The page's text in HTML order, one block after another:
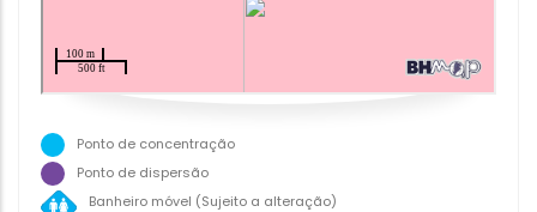
Ponto de concentração
Ponto de dispersão
Banheiro móvel (Sujeito a alteração)